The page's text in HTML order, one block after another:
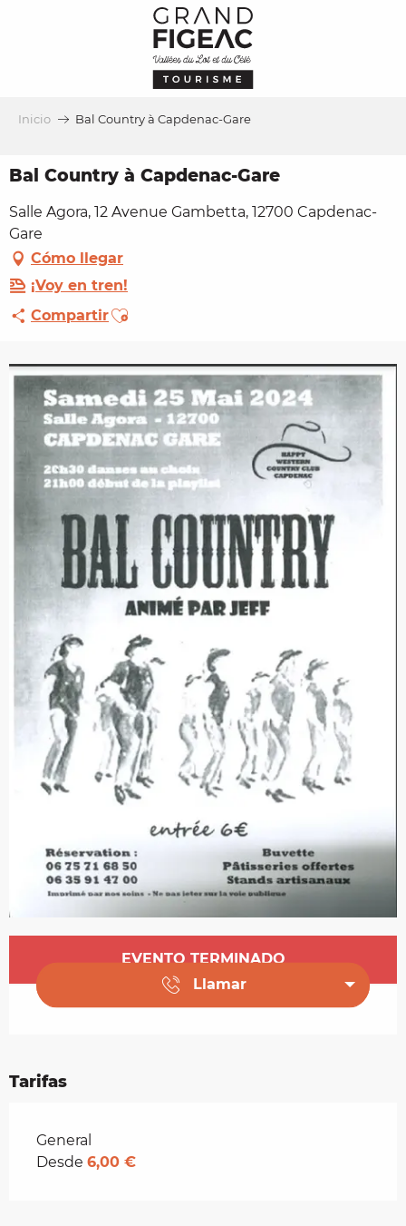
Inicio Bal Country à Capdenac-Gare
Bal Country à Capdenac-Gare
Salle Agora, 12 Avenue Gambetta, 12700 Capdenac-
Gare
Cómo llegar
¡Voy en tren!
CompartirAjouter aux favoris
Horarios y datos de contacto
EVENTO TERMINADO
Llamar
Tarifas
Tarifas 2026
General
Desde 6,00 €